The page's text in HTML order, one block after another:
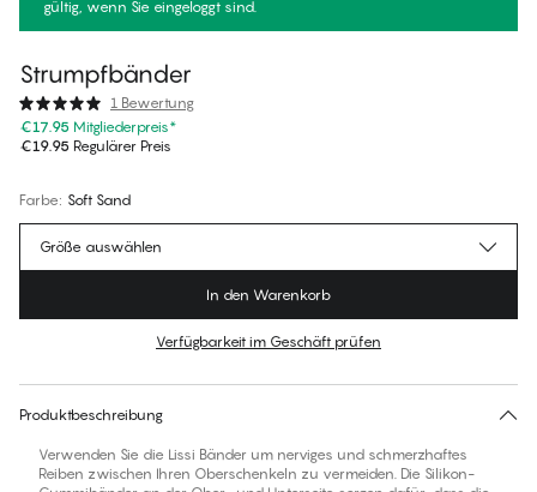
gültig, wenn Sie eingeloggt sind.
Strumpfbänder
1 Bewertung
€17.95 Mitgliederpreis*
€19.95 Regulärer Preis
Farbe: Soft Sand
Für diesen Artikel gibt es keine empfohlene Größe
Größe auswählen
In den Warenkorb
Verfügbarkeit im Geschäft prüfen
Produktbeschreibung
Verwenden Sie die Lissi Bänder um nerviges und schmerzhaftes
Reiben zwischen Ihren Oberschenkeln zu vermeiden. Die Silikon-